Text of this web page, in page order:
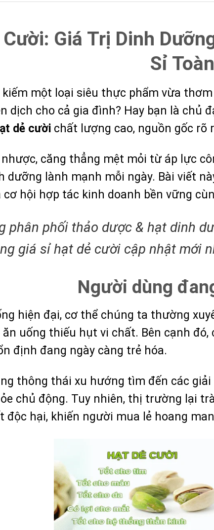
Giá Trị Dinh
Sỉ
kiếm một loại siêu thực phẩm vừa
dịch cho cả gia đình? Hay bạn là chủ
dẻ cười chất lượng cao, nguồn gốc rõ
nhược, căng thẳng mệt mỏi từ áp lực
dưỡng lành mạnh mỗi ngày. Bài viết
cơ hội hợp tác kinh doanh bền vững
phân phối thảo dược & hạt dinh
giá sỉ hạt dẻ cười cập nhật mới
Người dùng
hiện đại, cơ thể chúng ta thường
uống thiếu hụt vi chất. Bên cạnh
định đang ngày càng trẻ hóa.
thông thái xu hướng tìm đến các
chủ động. Tuy nhiên, thị trường lại
độc hại, khiến người mua lẻ hoang